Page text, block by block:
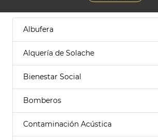
Albufera
Alquería de Solache
Bienestar Social
Bomberos
Contaminación Acústica